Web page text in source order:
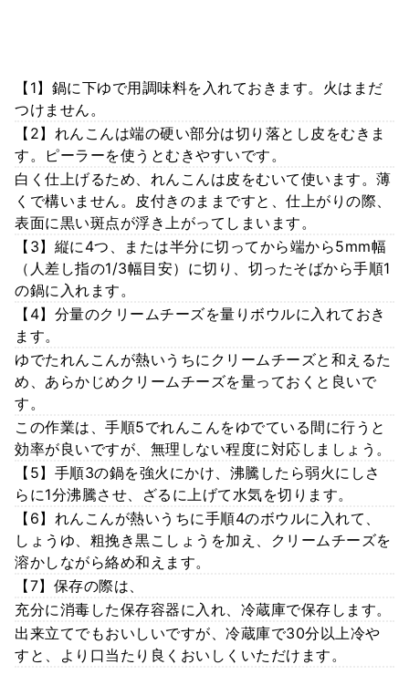
【1】鍋に下ゆで用調味料を入れておきます。火はまだ
つけません。
【2】れんこんは端の硬い部分は切り落とし皮をむきま
す。ピーラーを使うとむきやすいです。
白く仕上げるため、れんこんは皮をむいて使います。薄
くで構いません。皮付きのままですと、仕上がりの際、
表面に黒い斑点が浮き上がってしまいます。
【3】縦に4つ、または半分に切ってから端から5mm幅
（人差し指の1/3幅目安）に切り、切ったそばから手順1
の鍋に入れます。
【4】分量のクリームチーズを量りボウルに入れておき
ます。
ゆでたれんこんが熱いうちにクリームチーズと和えるた
め、あらかじめクリームチーズを量っておくと良いで
す。
この作業は、手順5でれんこんをゆでている間に行うと
効率が良いですが、無理しない程度に対応しましょう。
【5】手順3の鍋を強火にかけ、沸騰したら弱火にしさ
らに1分沸騰させ、ざるに上げて水気を切ります。
【6】れんこんが熱いうちに手順4のボウルに入れて、
しょうゆ、粗挽き黒こしょうを加え、クリームチーズを
溶かしながら絡め和えます。
【7】保存の際は、
充分に消毒した保存容器に入れ、冷蔵庫で保存します。
出来立てでもおいしいですが、冷蔵庫で30分以上冷や
すと、より口当たり良くおいしくいただけます。